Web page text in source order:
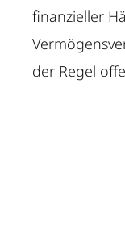
finanzieller
der Regel